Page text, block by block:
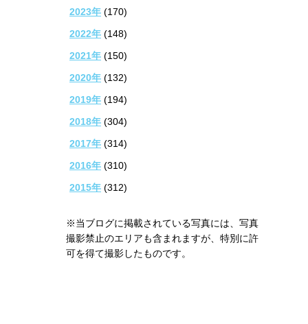
2023年 (170)
2022年 (148)
2021年 (150)
2020年 (132)
2019年 (194)
2018年 (304)
2017年 (314)
2016年 (310)
2015年 (312)
※当ブログに掲載されている写真には、写真
撮影禁止のエリアも含まれますが、特別に許
可を得て撮影したものです。